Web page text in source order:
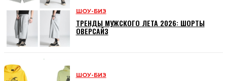
ШОУ-БИЗ
ТРЕНДЫ МУЖСКОГО ЛЕТА 2026: ШОРТЫ
ОВЕРСАЙЗ
ШОУ-БИЗ